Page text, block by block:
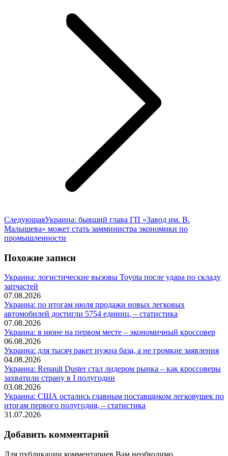
СледующаяСледующая
запись:
Украина: бывший глава ГП «Завод им. В.
Малышева» может стать замминистра экономики по
промышленности
Похожие записи
Украина: логистические вызовы Toyota после удара по складу
запчастей
07.08.2026
Украина: по итогам июля продажи новых легковых
автомобилей достигли 5754 единиц, – статистика
07.08.2026
Украина: в июне на первом месте – экономичный кроссовер
06.08.2026
Украина: для тысяч ракет нужна база, а не громкие заявления
04.08.2026
Украина: Renault Duster стал лидером рынка – как кроссоверы
захватили страну в I полугодии
03.08.2026
Украина: США остались главным поставщиком легковушек по
итогам первого полугодия, – статистика
31.07.2026
Добавить комментарий
Для публикации комментариев Вам необходимо